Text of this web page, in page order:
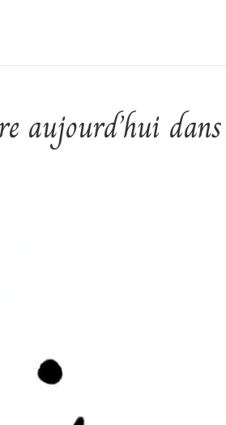
aujourd’hui